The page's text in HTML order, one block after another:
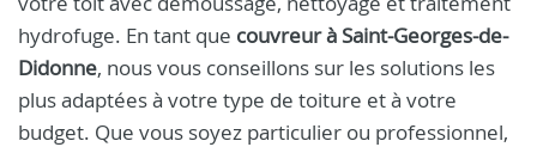
hydrofuge. En tant que couvreur à Saint-Georges-de-
Didonne, nous vous conseillons sur les solutions les
plus adaptées à votre type de toiture et à votre
budget. Que vous soyez particulier ou professionnel,